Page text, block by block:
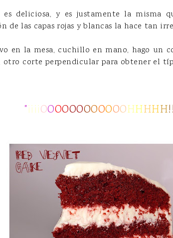
deliciosa, y es justamente la misma
de las capas rojas y blancas la hace tan
en la mesa, cuchillo en mano, hago un
corte perpendicular para obtener el
"¡¡¡¡OOOOOOOOOOOOHHHHH